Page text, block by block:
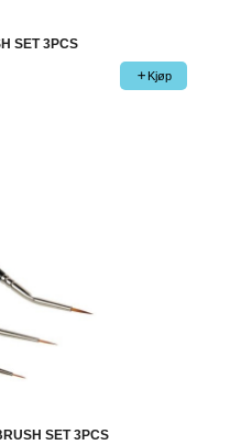
SET 3PCS
Kjøp
SET 3PCS